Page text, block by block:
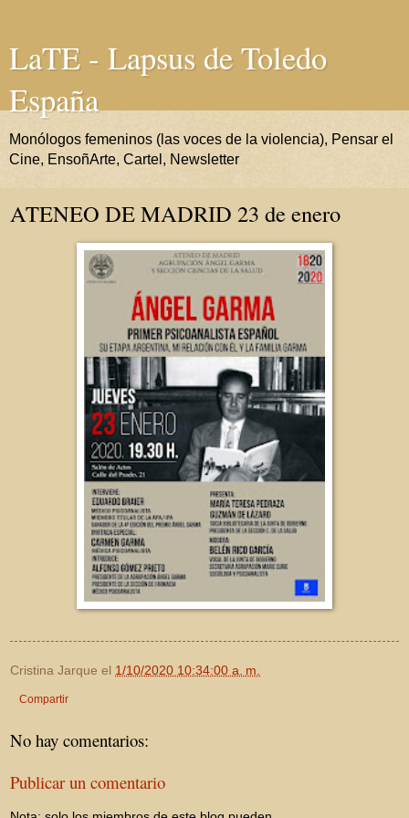
LaTE - Lapsus de Toledo
España
Monólogos femeninos (las voces de la violencia), Pensar el
Cine, EnsoñArte, Cartel, Newsletter
ATENEO DE MADRID 23 de enero
Cristina Jarque el 1/10/2020 10:34:00 a. m.
Compartir
No hay comentarios:
Publicar un comentario